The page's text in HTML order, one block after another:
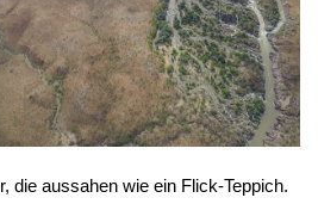
die aussahen wie ein Flick-Teppich.